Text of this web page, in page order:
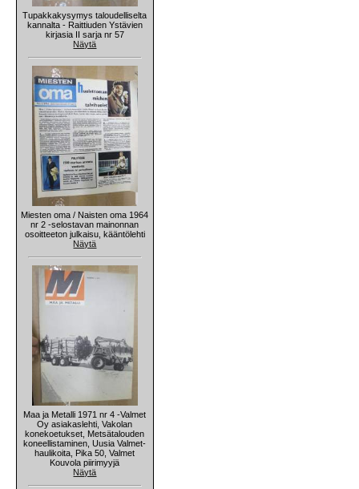
Tupakkakysymys taloudelliselta
kannalta - Raittiuden Ystävien
kirjasia II sarja nr 57
Näytä
Miesten oma / Naisten oma 1964
nr 2 -selostavan mainonnan
osoitteeton julkaisu, kääntölehti
Näytä
Maa ja Metalli 1971 nr 4 -Valmet
Oy asiakaslehti, Vakolan
konekoetukset, Metsätalouden
koneellistaminen, Uusia Valmet-
haulikoita, Pika 50, Valmet
Kouvola piirimyyjä
Näytä